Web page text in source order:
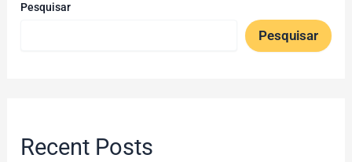
Pesquisar
Pesquisar
Recent Posts